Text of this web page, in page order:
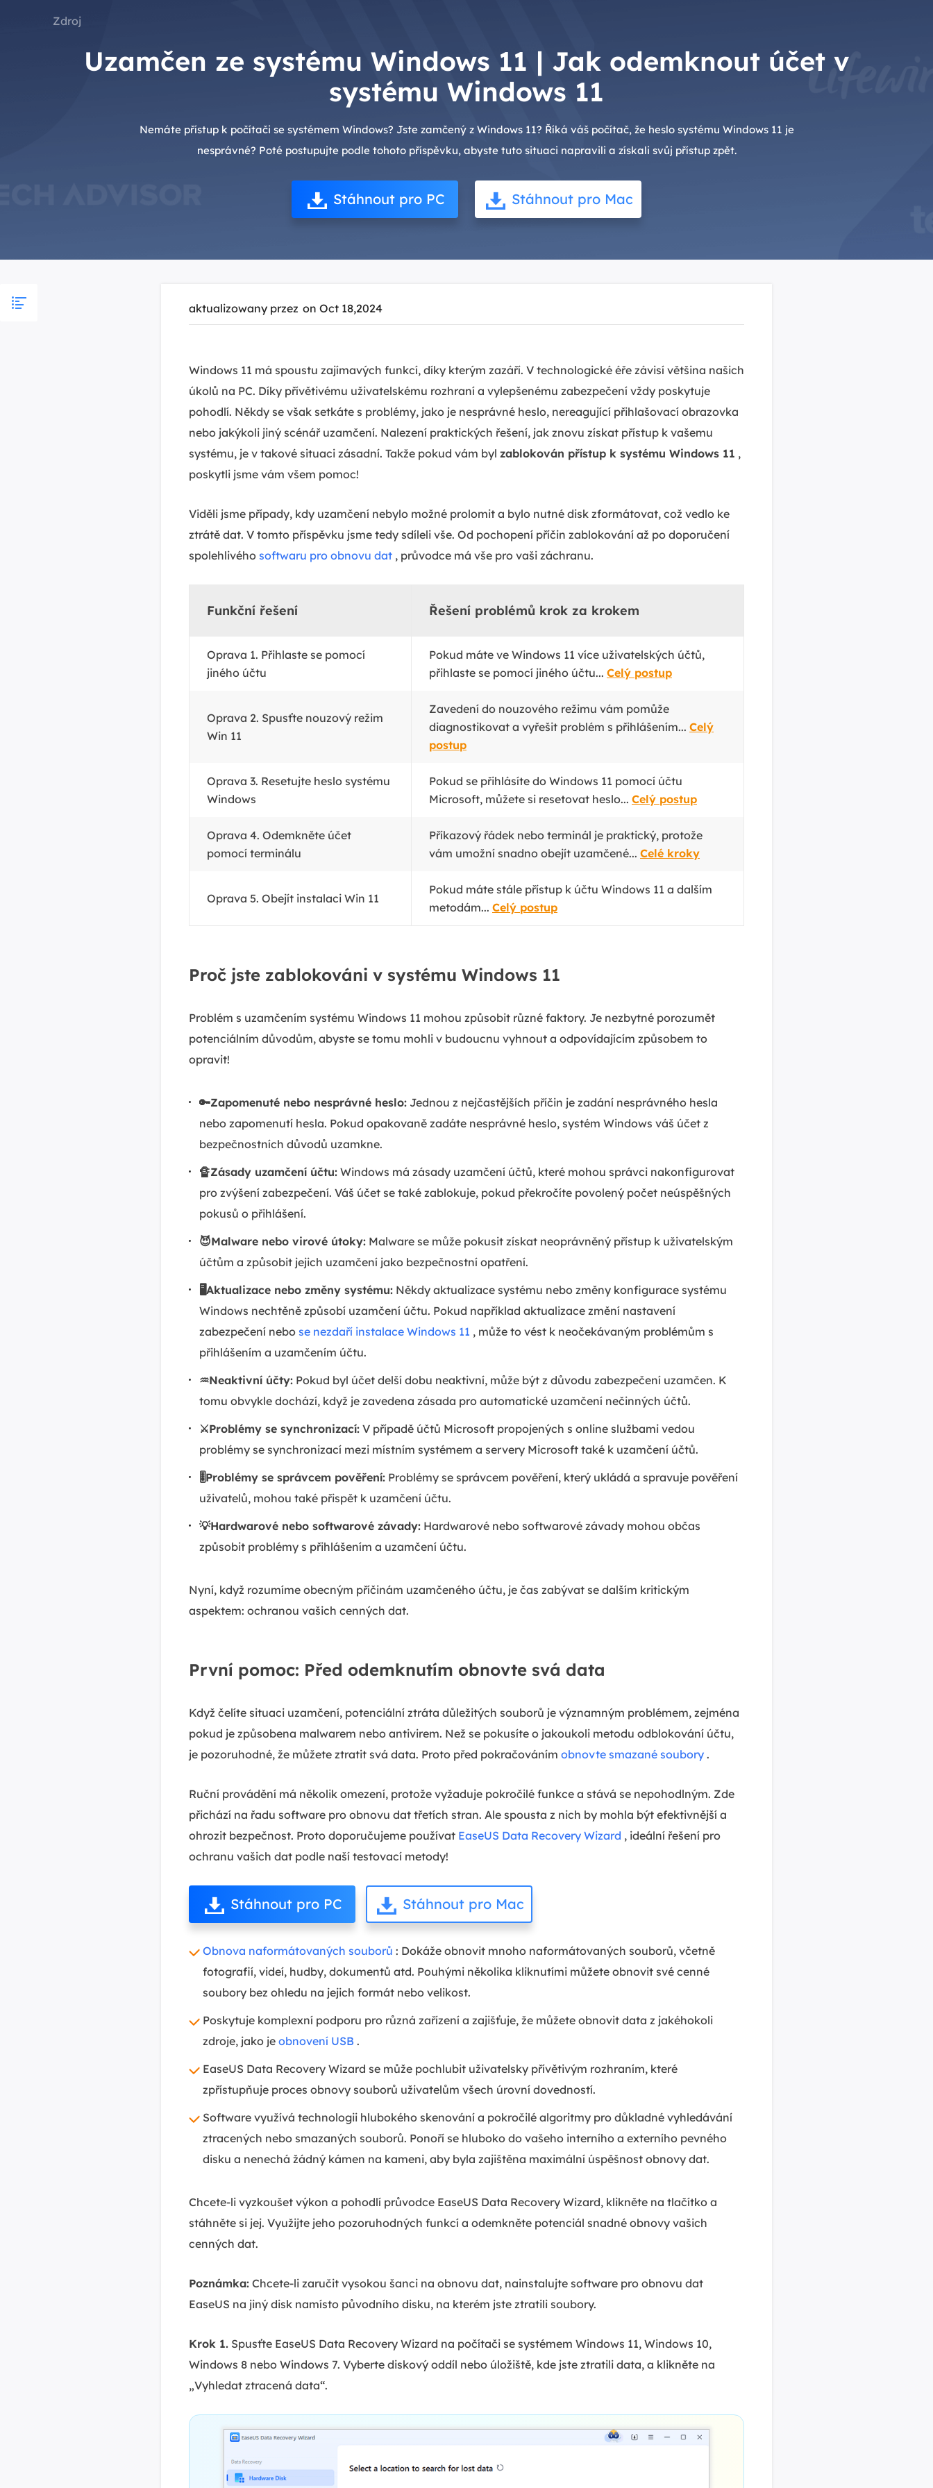
Zdroj
Uzamčen ze systému Windows 11 | Jak odemknout účet v
systému Windows 11
Nemáte přístup k počítači se systémem Windows? Jste zamčený z Windows 11? Říká váš počítač, že heslo systému Windows 11 je
nesprávné? Poté postupujte podle tohoto příspěvku, abyste tuto situaci napravili a získali svůj přístup zpět.
Stáhnout pro PC Stáhnout pro Mac
aktualizowany przez on Oct 18,2024
Windows 11 má spoustu zajímavých funkcí, díky kterým zazáří. V technologické éře závisí většina našich
úkolů na PC. Díky přívětivému uživatelskému rozhraní a vylepšenému zabezpečení vždy poskytuje
pohodlí. Někdy se však setkáte s problémy, jako je nesprávné heslo, nereagující přihlašovací obrazovka
nebo jakýkoli jiný scénář uzamčení. Nalezení praktických řešení, jak znovu získat přístup k vašemu
systému, je v takové situaci zásadní. Takže pokud vám byl zablokován přístup k systému Windows 11 ,
poskytli jsme vám všem pomoc!
Viděli jsme případy, kdy uzamčení nebylo možné prolomit a bylo nutné disk zformátovat, což vedlo ke
ztrátě dat. V tomto příspěvku jsme tedy sdíleli vše. Od pochopení příčin zablokování až po doporučení
spolehlivého softwaru pro obnovu dat , průvodce má vše pro vaši záchranu.
Funkční řešení Řešení problémů krok za krokem
Oprava 1. Přihlaste se pomocí
jiného účtu
Pokud máte ve Windows 11 více uživatelských účtů,
přihlaste se pomocí jiného účtu... Celý postup
Oprava 2. Spusťte nouzový režim
Win 11
Zavedení do nouzového režimu vám pomůže
diagnostikovat a vyřešit problém s přihlášením... Celý
postup
Oprava 3. Resetujte heslo systému
Windows
Pokud se přihlásíte do Windows 11 pomocí účtu
Microsoft, můžete si resetovat heslo... Celý postup
Oprava 4. Odemkněte účet
pomocí terminálu
Příkazový řádek nebo terminál je praktický, protože
vám umožní snadno obejít uzamčené... Celé kroky
Oprava 5. Obejít instalaci Win 11
Pokud máte stále přístup k účtu Windows 11 a dalším
metodám... Celý postup
Proč jste zablokováni v systému Windows 11
Problém s uzamčením systému Windows 11 mohou způsobit různé faktory. Je nezbytné porozumět
potenciálním důvodům, abyste se tomu mohli v budoucnu vyhnout a odpovídajícím způsobem to
opravit!
🔑Zapomenuté nebo nesprávné heslo: Jednou z nejčastějších příčin je zadání nesprávného hesla
nebo zapomenutí hesla. Pokud opakovaně zadáte nesprávné heslo, systém Windows váš účet z
bezpečnostních důvodů uzamkne.
🔏Zásady uzamčení účtu: Windows má zásady uzamčení účtů, které mohou správci nakonfigurovat
pro zvýšení zabezpečení. Váš účet se také zablokuje, pokud překročíte povolený počet neúspěšných
pokusů o přihlášení.
😈Malware nebo virové útoky: Malware se může pokusit získat neoprávněný přístup k uživatelským
účtům a způsobit jejich uzamčení jako bezpečnostní opatření.
🖥️Aktualizace nebo změny systému: Někdy aktualizace systému nebo změny konfigurace systému
Windows nechtěně způsobí uzamčení účtu. Pokud například aktualizace změní nastavení
zabezpečení nebo se nezdaří instalace Windows 11 , může to vést k neočekávaným problémům s
přihlášením a uzamčením účtu.
♒Neaktivní účty: Pokud byl účet delší dobu neaktivní, může být z důvodu zabezpečení uzamčen. K
tomu obvykle dochází, když je zavedena zásada pro automatické uzamčení nečinných účtů.
⚔️Problémy se synchronizací: V případě účtů Microsoft propojených s online službami vedou
problémy se synchronizací mezi místním systémem a servery Microsoft také k uzamčení účtů.
🎚️Problémy se správcem pověření: Problémy se správcem pověření, který ukládá a spravuje pověření
uživatelů, mohou také přispět k uzamčení účtu.
💡Hardwarové nebo softwarové závady: Hardwarové nebo softwarové závady mohou občas
způsobit problémy s přihlášením a uzamčení účtu.
Nyní, když rozumíme obecným příčinám uzamčeného účtu, je čas zabývat se dalším kritickým
aspektem: ochranou vašich cenných dat.
První pomoc: Před odemknutím obnovte svá data
Když čelíte situaci uzamčení, potenciální ztráta důležitých souborů je významným problémem, zejména
pokud je způsobena malwarem nebo antivirem. Než se pokusíte o jakoukoli metodu odblokování účtu,
je pozoruhodné, že můžete ztratit svá data. Proto před pokračováním obnovte smazané soubory .
Ruční provádění má několik omezení, protože vyžaduje pokročilé funkce a stává se nepohodlným. Zde
přichází na řadu software pro obnovu dat třetích stran. Ale spousta z nich by mohla být efektivnější a
ohrozit bezpečnost. Proto doporučujeme používat EaseUS Data Recovery Wizard , ideální řešení pro
ochranu vašich dat podle naší testovací metody!
Stáhnout pro PC Stáhnout pro Mac
Obnova naformátovaných souborů : Dokáže obnovit mnoho naformátovaných souborů, včetně
fotografií, videí, hudby, dokumentů atd. Pouhými několika kliknutími můžete obnovit své cenné
soubory bez ohledu na jejich formát nebo velikost.
Poskytuje komplexní podporu pro různá zařízení a zajišťuje, že můžete obnovit data z jakéhokoli
zdroje, jako je obnovení USB .
EaseUS Data Recovery Wizard se může pochlubit uživatelsky přívětivým rozhraním, které
zpřístupňuje proces obnovy souborů uživatelům všech úrovní dovedností.
Software využívá technologii hlubokého skenování a pokročilé algoritmy pro důkladné vyhledávání
ztracených nebo smazaných souborů. Ponoří se hluboko do vašeho interního a externího pevného
disku a nenechá žádný kámen na kameni, aby byla zajištěna maximální úspěšnost obnovy dat.
Chcete-li vyzkoušet výkon a pohodlí průvodce EaseUS Data Recovery Wizard, klikněte na tlačítko a
stáhněte si jej. Využijte jeho pozoruhodných funkcí a odemkněte potenciál snadné obnovy vašich
cenných dat.
Poznámka: Chcete-li zaručit vysokou šanci na obnovu dat, nainstalujte software pro obnovu dat
EaseUS na jiný disk namísto původního disku, na kterém jste ztratili soubory.
Krok 1. Spusťte EaseUS Data Recovery Wizard na počítači se systémem Windows 11, Windows 10,
Windows 8 nebo Windows 7. Vyberte diskový oddíl nebo úložiště, kde jste ztratili data, a klikněte na
„Vyhledat ztracená data“.